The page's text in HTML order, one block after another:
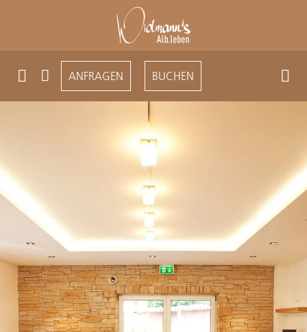
ANFRAGEN BUCHEN